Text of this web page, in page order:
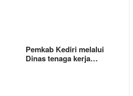
Pemkab Kediri melalui
Dinas tenaga kerja…